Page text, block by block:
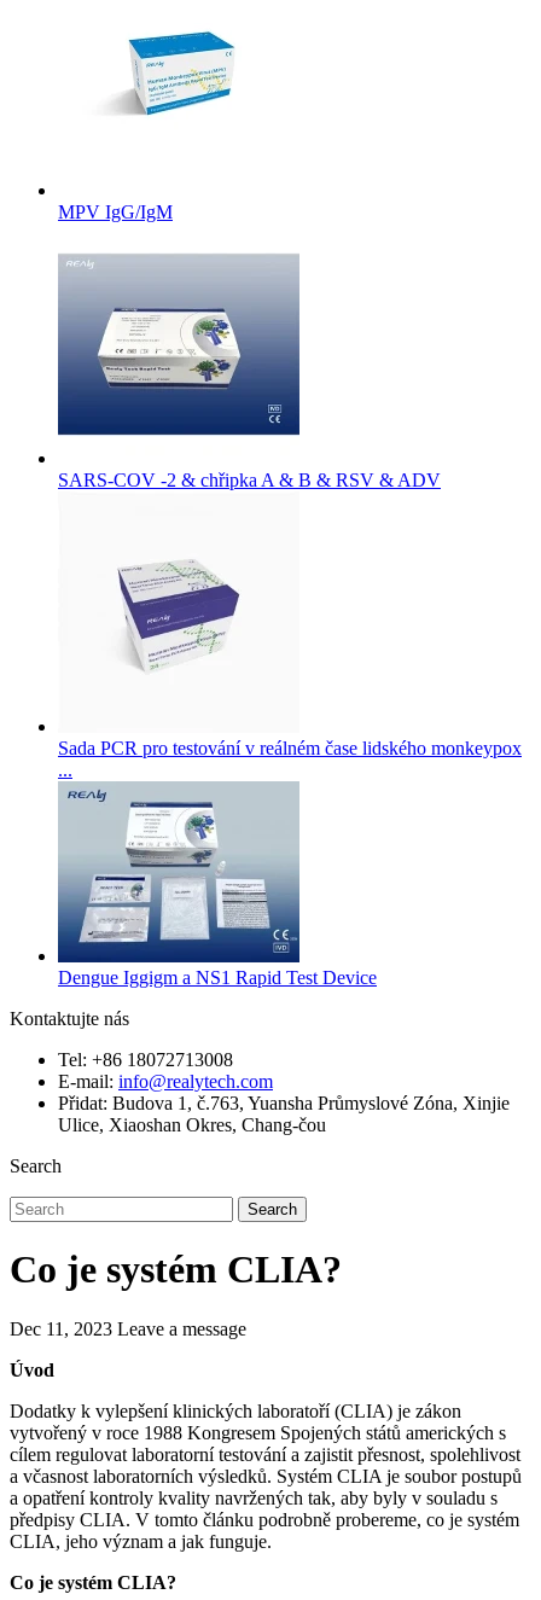
MPV IgG/IgM
SARS-COV -2 & chřipka A & B & RSV & ADV
Sada PCR pro testování v reálném čase lidského monkeypox
...
Dengue Iggigm a NS1 Rapid Test Device
Kontaktujte nás
Tel: +86 18072713008
E-mail: info@realytech.com
Přidat: Budova 1, č.763, Yuansha Průmyslové Zóna, Xinjie
Ulice, Xiaoshan Okres, Chang-čou
Search
Search
Co je systém CLIA?
Dec 11, 2023 Leave a message
Úvod
Dodatky k vylepšení klinických laboratoří (CLIA) je zákon
vytvořený v roce 1988 Kongresem Spojených států amerických s
cílem regulovat laboratorní testování a zajistit přesnost, spolehlivost
a včasnost laboratorních výsledků. Systém CLIA je soubor postupů
a opatření kontroly kvality navržených tak, aby byly v souladu s
předpisy CLIA. V tomto článku podrobně probereme, co je systém
CLIA, jeho význam a jak funguje.
Co je systém CLIA?